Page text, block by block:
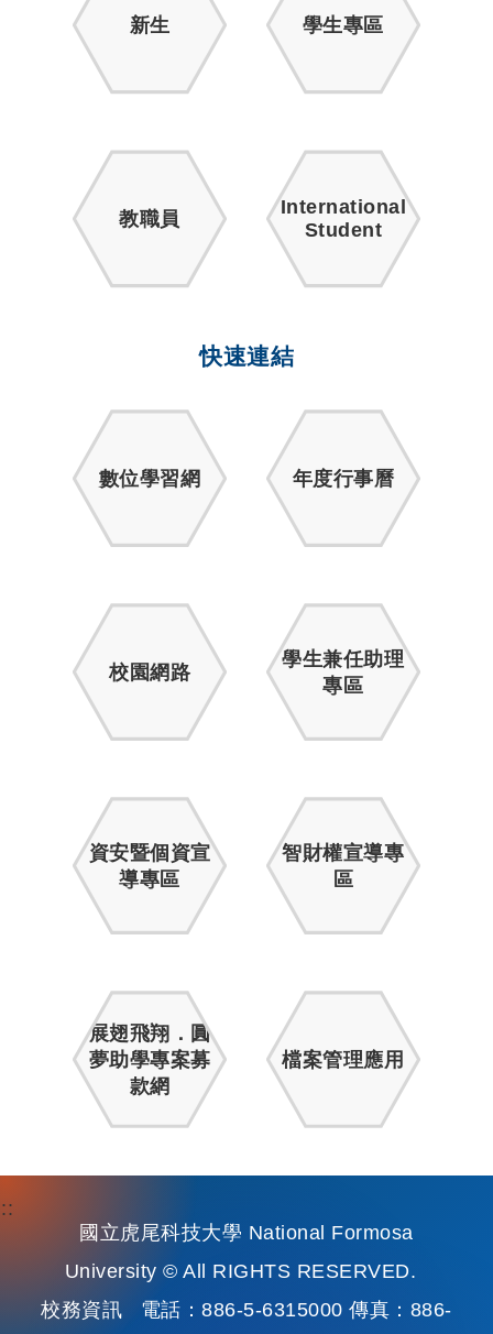
新生 學生專區
教職員
International
Student
快速連結
數位學習網 年度行事曆
校園網路
學生兼任助理
專區
資安暨個資宣
導專區
智財權宣導專
區
展翅飛翔．圓
夢助學專案募
款網
檔案管理應用
國立虎尾科技大學 National Formosa
University © All RIGHTS RESERVED.
校務資訊 電話：886-5-6315000 傳真：886-